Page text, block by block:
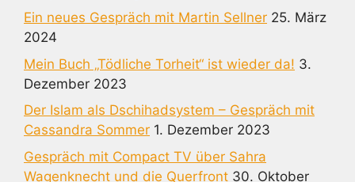
Ein neues Gespräch mit Martin Sellner 25. März
2024
Mein Buch „Tödliche Torheit“ ist wieder da! 3.
Dezember 2023
Der Islam als Dschihadsystem – Gespräch mit
Cassandra Sommer 1. Dezember 2023
Gespräch mit Compact TV über Sahra
Wagenknecht und die Querfront 30. Oktober